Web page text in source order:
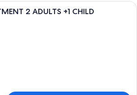
Cortinas opacas, wifi gratis, ropa de
2 ADULTS +1 CHILD